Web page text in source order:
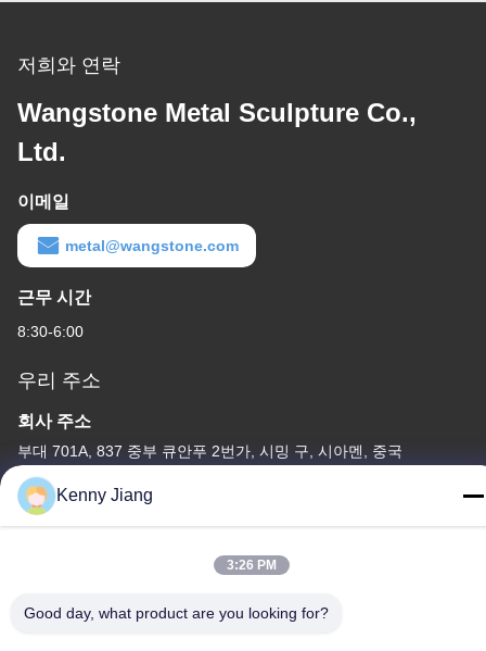
저희와 연락
Wangstone Metal Sculpture Co.,
Ltd.
이메일
metal@wangstone.com
근무 시간
8:30-6:00
우리 주소
회사 주소
부대 701A, 837 중부 큐안푸 2번가, 시밍 구, 시아멘, 중국
공장 주소
중국 웅준 도로 72, 웅펜 마을, 춘우 시, 춘주, 푸젠
Kenny Jiang
3:26 PM
Good day, what product are you looking for?